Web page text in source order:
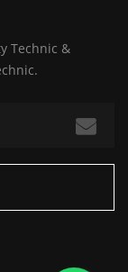
Technic &